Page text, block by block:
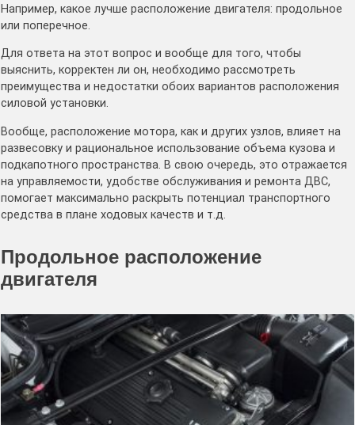
Например, какое лучше расположение двигателя: продольное
или поперечное.
Для ответа на этот вопрос и вообще для того, чтобы
выяснить, корректен ли он, необходимо рассмотреть
преимущества и недостатки обоих вариантов расположения
силовой установки.
Вообще, расположение мотора, как и других узлов, влияет на
развесовку и рациональное использование объема кузова и
подкапотного пространства. В свою очередь, это отражается
на управляемости, удобстве обслуживания и ремонта ДВС,
помогает максимально раскрыть потенциал транспортного
средства в плане ходовых качеств и т.д.
Продольное расположение
двигателя